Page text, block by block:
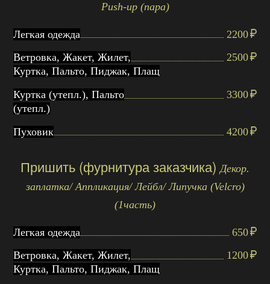
Рush-up (пара)
Легкая одежда
2200
Ветровка, Жакет, Жилет,
Куртка, Пальто, Пиджак, Плащ
2500
Куртка (утепл.), Пальто
(утепл.)
3300
Пуховик 4200
Пришить (фурнитура заказчика) Декор.
заплатка/ Аппликация/ Лейбл/ Липучка (Velcro)
(1часть)
Легкая одежда
650
Ветровка, Жакет, Жилет,
Куртка, Пальто, Пиджак, Плащ
1200